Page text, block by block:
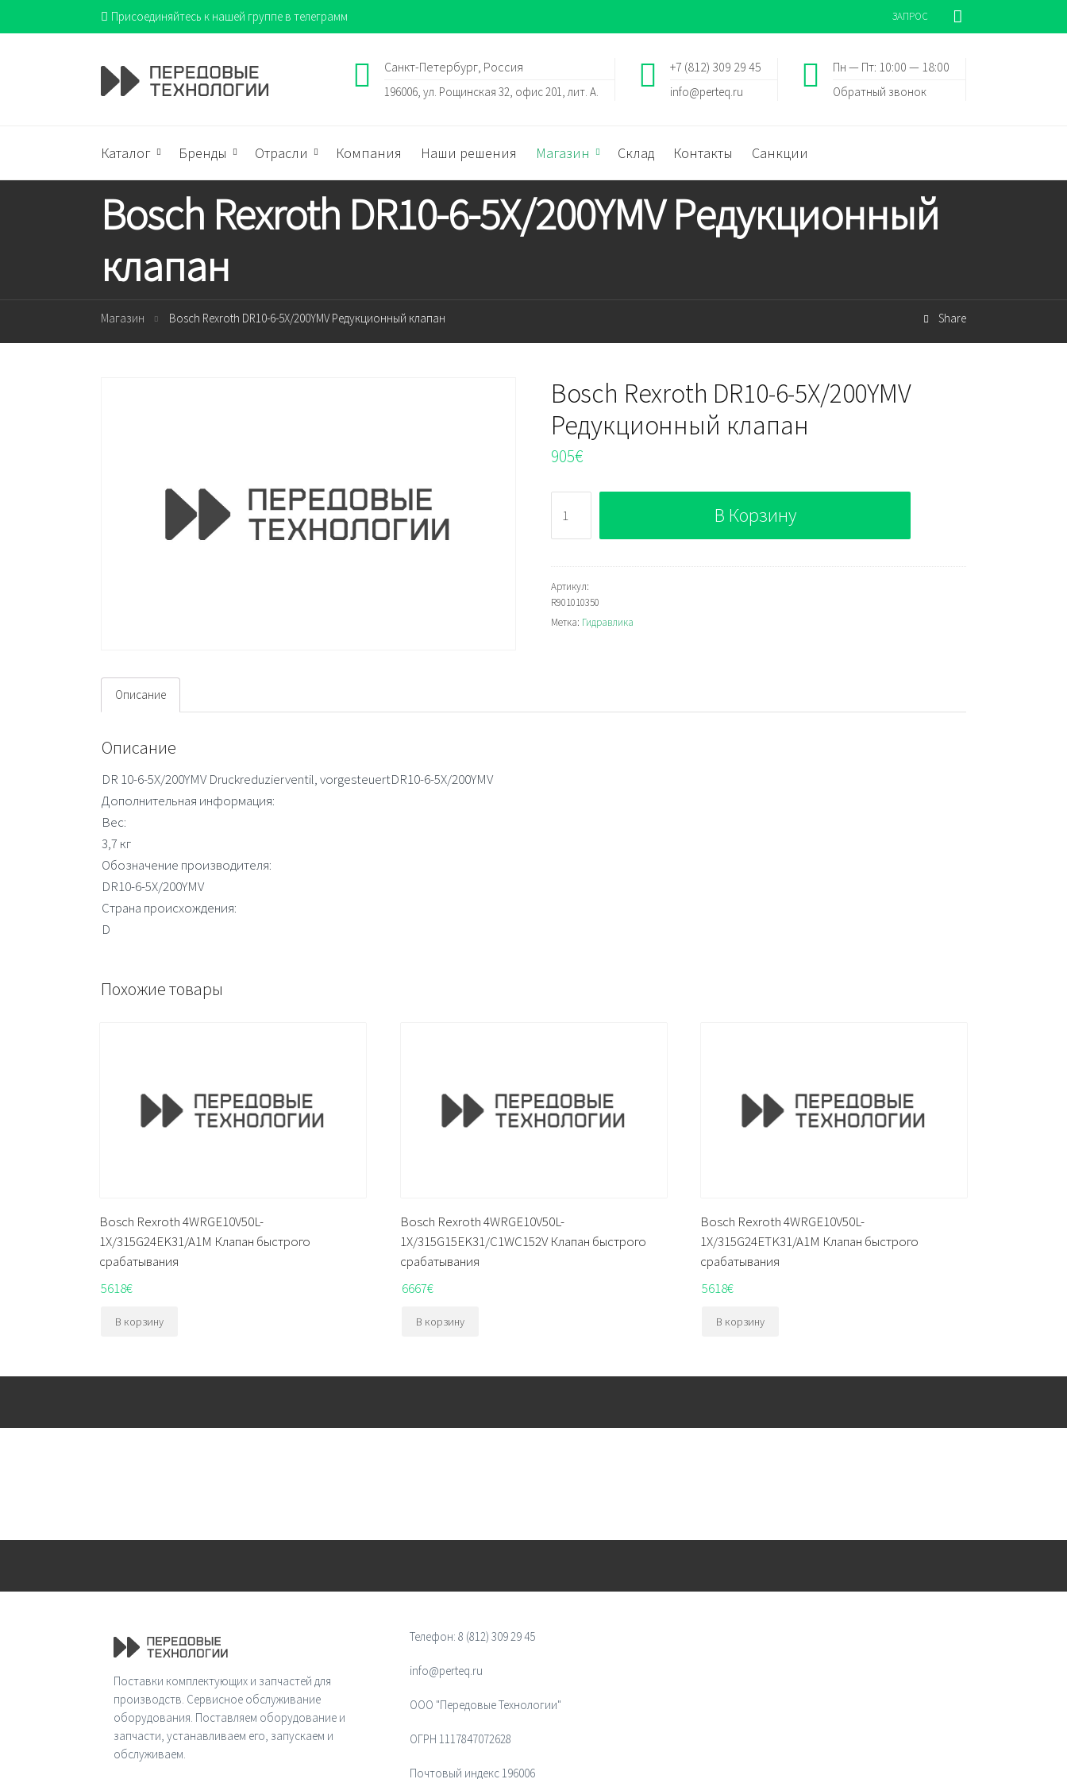
Присоединяйтесь к нашей группе в телеграмм ЗАПРОС
Пн — Пт: 10:00 — 18:00
Обратный звонок
+7 (812) 309 29 45
info@perteq.ru
Санкт-Петербург, Россия
196006, ул. Рощинская 32, офис 201, лит. А.
Каталог Бренды Отрасли Компания Наши решения Магазин Склад Контакты Санкции
Bosch Rexroth DR10-6-5X/200YMV Редукционный
клапан
Магазин Bosch Rexroth DR10-6-5X/200YMV Редукционный клапан Share
Bosch Rexroth DR10-6-5X/200YMV
Редукционный клапан
905€
Bosch
Rexroth
DR10-
6-
5X/200YMV
Редукционный
В Корзину
Артикул:
R901010350
Метка: Гидравлика
Описание
Описание
DR 10-6-5X/200YMV Druckreduzierventil, vorgesteuertDR10-6-5X/200YMV
Дополнительная информация:
Вес:
3,7 кг
Обозначение производителя:
DR10-6-5X/200YMV
Страна происхождения:
D
Похожие товары
Bosch Rexroth 4WRGE10V50L-
1X/315G24EK31/A1M Клапан быстрого
срабатывания
5618€
В корзину
Bosch Rexroth 4WRGE10V50L-
1X/315G15EK31/C1WC152V Клапан быстрого
срабатывания
6667€
В корзину
Bosch Rexroth 4WRGE10V50L-
1X/315G24ETK31/A1M Клапан быстрого
срабатывания
5618€
В корзину
Поставки комплектующих и запчастей для
производств. Сервисное обслуживание
оборудования. Поставляем оборудование и
запчасти, устанавливаем его, запускаем и
обслуживаем.
Телефон: 8 (812) 309 29 45
info@perteq.ru
ООО "Передовые Технологии"
ОГРН 1117847072628
Почтовый индекс 196006